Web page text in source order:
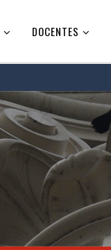
DOCENTES